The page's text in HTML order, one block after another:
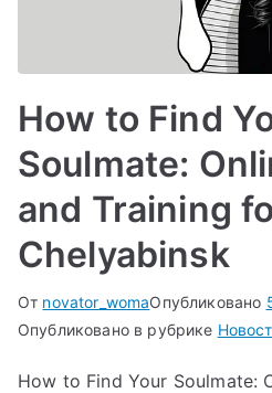
How to Find
Soulmate:
and Training
Chelyabinsk
От novator_womaОпубликовано
Опубликовано в рубрике
How to Find Your Soulmate: